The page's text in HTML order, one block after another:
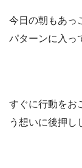
今日の朝もあっ
パターンに入っ
すぐに行動をお
う想いに後押し